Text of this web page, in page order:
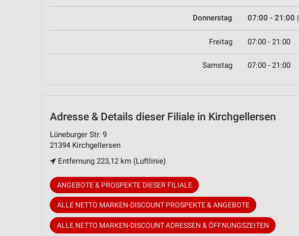
Donnerstag 07:00 - 21:00 |
Freitag 07:00 - 21:00
Samstag 07:00 - 21:00
Adresse & Details dieser Filiale in Kirchgellersen
Lüneburger Str. 9
21394 Kirchgellersen
Entfernung 223,12 km (Luftlinie)
ANGEBOTE & PROSPEKTE DIESER FILIALE
ALLE NETTO MARKEN-DISCOUNT PROSPEKTE & ANGEBOTE
ALLE NETTO MARKEN-DISCOUNT ADRESSEN & ÖFFNUNGSZEITEN